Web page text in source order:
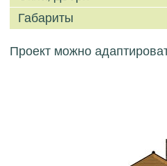
Габариты
Проект можно